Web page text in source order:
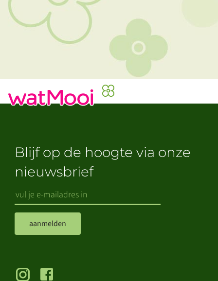
Blijf op de hoogte via onze
nieuwsbrief
aanmelden